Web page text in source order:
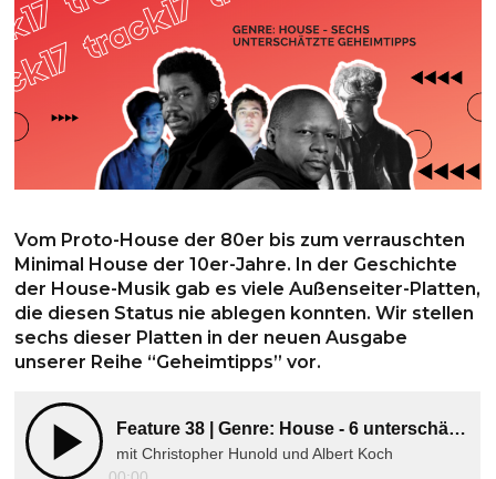
Vom Proto-House der 80er bis zum verrauschten
Minimal House der 10er-Jahre. In der Geschichte
der House-Musik gab es viele Außenseiter-Platten,
die diesen Status nie ablegen konnten. Wir stellen
sechs dieser Platten in der neuen Ausgabe
unserer Reihe “Geheimtipps” vor.